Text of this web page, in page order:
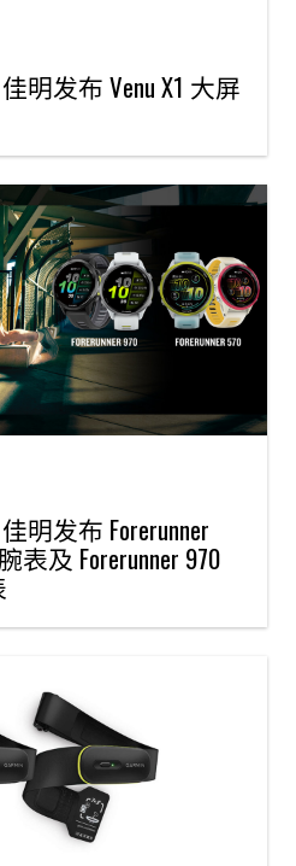
明发布 Venu X1 大屏
明发布 Forerunner
及 Forerunner 970